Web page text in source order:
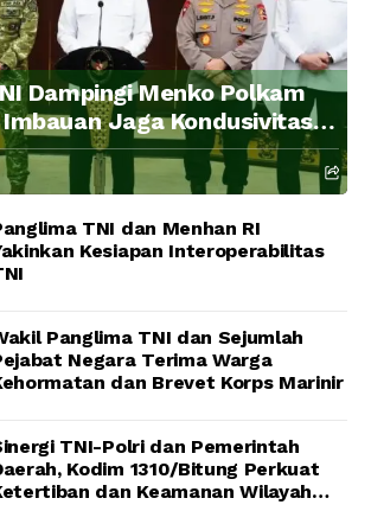
Dampingi Menko Polkam
Jaga Kondusivitas
TNI dan Menhan RI
Kesiapan Interoperabilitas
Panglima TNI dan Sejumlah
Negara Terima Warga
dan Brevet Korps Marinir
TNI-Polri dan Pemerintah
Kodim 1310/Bitung Perkuat
dan Keamanan Wilayah